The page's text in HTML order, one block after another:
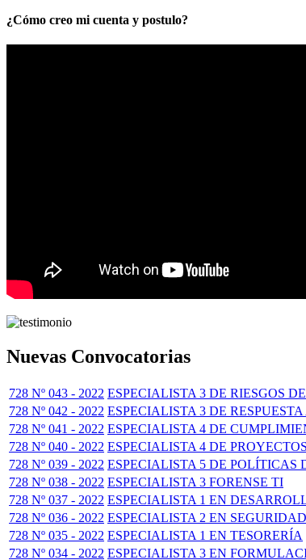
¿Cómo creo mi cuenta y postulo?
Nuevas Convocatorias
728 Nº 043 - 2022 ESPECIALISTA 3 DE RIESGOS
728 Nº 042 - 2022 ESPECIALISTA 3 DE
728 Nº 041 - 2022 ESPECIALISTA 4 DE
728 Nº 040 - 2022 ESPECIALISTA 4 DE
728 Nº 039 - 2022 ESPECIALISTA 5 DE
728 Nº 038 - 2022 ESPECIALISTA 3 FORENSE TI
728 Nº 037 - 2022 ESPECIALISTA 1 EN
728 Nº 036 - 2022 ESPECIALISTA 2 EN
728 Nº 035 - 2022 ESPECIALISTA 1 EN TESORERÍA
728 Nº 034 - 2022 ESPECIALISTA 3 EN